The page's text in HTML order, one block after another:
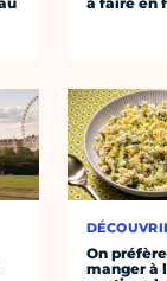
On préfère
manger à